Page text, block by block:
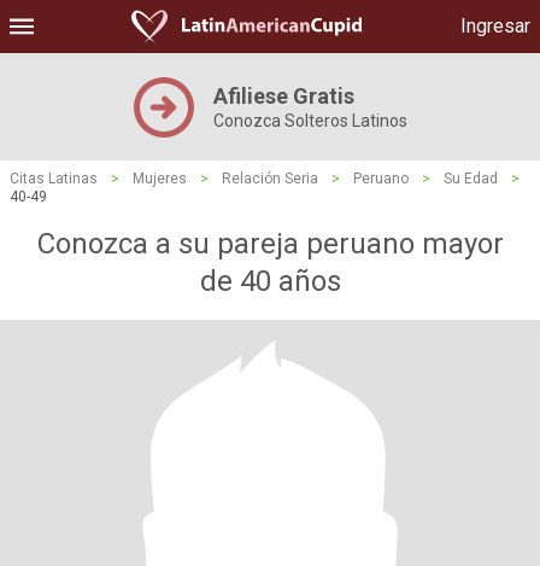
Ingresar
Afiliese Gratis
Conozca Solteros Latinos
Citas Latinas > Mujeres > Relación Seria > Peruano > Su Edad
>
40-49
Conozca a su pareja peruano mayor
de 40 años